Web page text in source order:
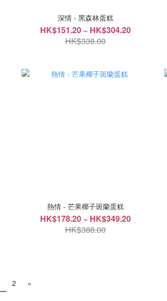
深情 - 黑森林蛋糕
HK$151.20 ~ HK$304.20
HK$338.00
熱情 - 芒果椰子斑蘭蛋糕
HK$178.20 ~ HK$349.20
HK$388.00
2 »